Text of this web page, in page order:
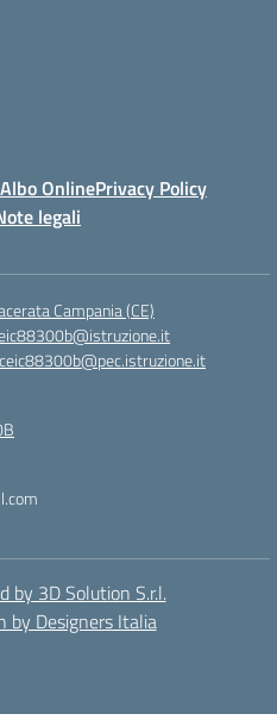
Albo OnlinePrivacy Policy
legali
Campania (CE)
ceic88300b@pec.istruzione.it
by 3D Solution S.r.l.
by Designers Italia